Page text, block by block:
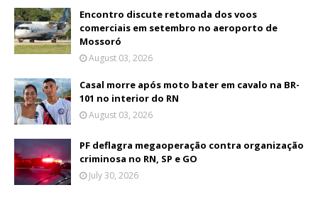
Encontro discute retomada dos voos
comerciais em setembro no aeroporto de
Mossoró
August 03, 2026
Casal morre após moto bater em cavalo na BR-
101 no interior do RN
August 03, 2026
PF deflagra megaoperação contra organização
criminosa no RN, SP e GO
July 30, 2026